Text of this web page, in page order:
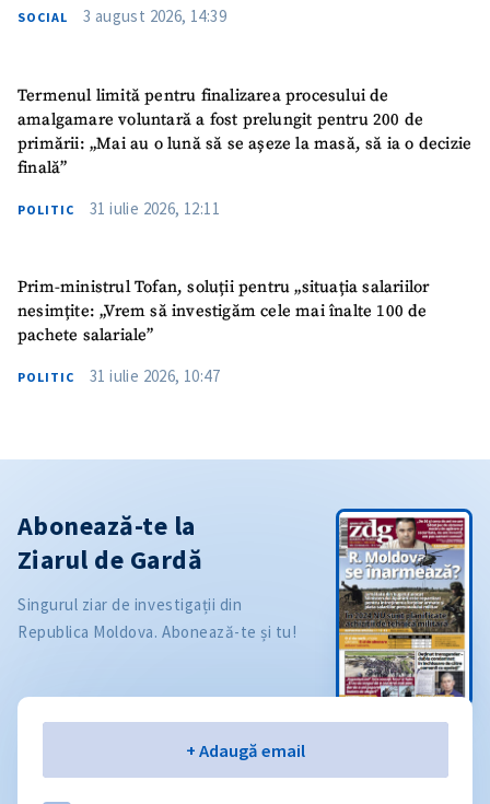
SOCIAL 3 august 2026, 14:39
Termenul limită pentru finalizarea procesului de
amalgamare voluntară a fost prelungit pentru 200 de
primării: „Mai au o lună să se așeze la masă, să ia o decizie
finală”
POLITIC 31 iulie 2026, 12:11
Prim-ministrul Tofan, soluții pentru „situația salariilor
nesimțite: „Vrem să investigăm cele mai înalte 100 de
pachete salariale”
POLITIC 31 iulie 2026, 10:47
Abonează-te la
Ziarul de Gardă
Singurul ziar de investigații din
Republica Moldova. Abonează-te și tu!
+ Adaugă email